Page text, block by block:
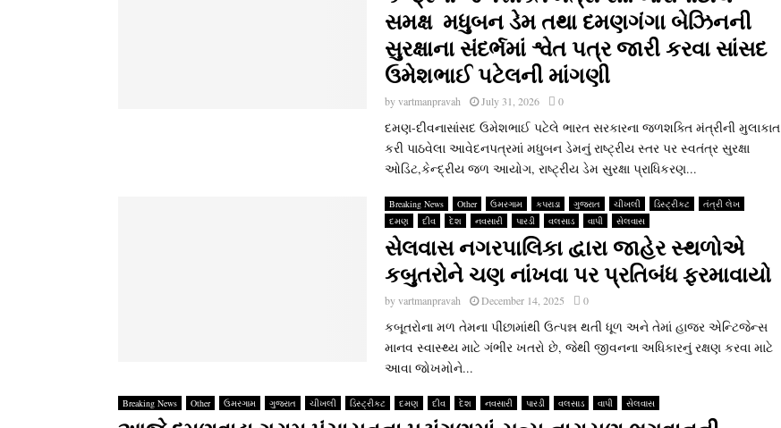
સમક્ષ મધુબન ડેમ તથા દમણગંગા બેઝિનની
સુરક્ષાના સંદર્ભમાં શ્વેત પત્ર જારી કરવા સાંસદ
ઉમેશભાઈ પટેલની માંગણી
byvartmanpravah July 31, 2026 0
દમણ-દીવનાસાંસદ ઉમેશભાઈ પટેલે ભારત સરકારના જળશક્‍તિ મંત્રીની મુલાકાત
કરી પાઠવેલા આવેદનપત્રમાં મધુબન ડેમનું રાષ્‍ટ્રીય સ્‍તર પર સ્‍વતંત્ર સુરક્ષા
ઓડિટ,કેન્‍દ્રીય જળ આયોગ, રાષ્‍ટ્રીય ડેમ સુરક્ષા પ્રાધિકરણ...
Breaking News Other ઉમરગામ કપરાડા ગુજરાત ચીખલી ડિસ્ટ્રીકટ
તંત્રી લેખ
દમણ
દીવ દેશ નવસારી પારડી વલસાડ વાપી સેલવાસ
સેલવાસ નગરપાલિકા દ્વારા જાહેર સ્‍થળોએ
કબુતરોને ચણ નાંખવા પર પ્રતિબંધ ફરમાવાયો
byvartmanpravah December 14, 2025 0
કબૂતરોના મળ તેમના પીંછામાંથી ઉત્‍પન્ન થતી ધૂળ અને તેમાં હાજર એન્‍ટિજેન્‍સ
માનવ સ્‍વાસ્‍થ્‍ય માટે ગંભીર ખતરો છે, જેથી જીવનના અધિકારનું રક્ષણ કરવા માટે
આવા જોખમોને...
Breaking News Other ઉમરગામ ગુજરાત ચીખલી ડિસ્ટ્રીકટ દમણ દીવ દેશ નવસારી પારડી વલસાડ વાપી સેલવાસ